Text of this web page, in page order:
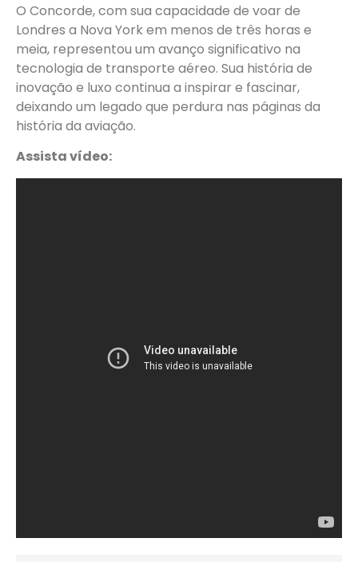
O Concorde, com sua capacidade de voar de
Londres a Nova York em menos de três horas e
meia, representou um avanço significativo na
tecnologia de transporte aéreo. Sua história de
inovação e luxo continua a inspirar e fascinar,
deixando um legado que perdura nas páginas da
história da aviação​.
Assista vídeo: